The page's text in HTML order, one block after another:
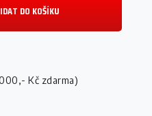
Kč zdarma)
DO KOŠÍKU